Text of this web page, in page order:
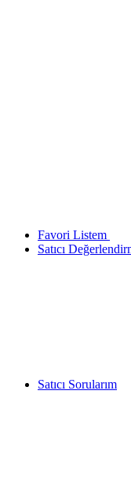
Favori Listem
Satıcı
Satıcı Sorularım